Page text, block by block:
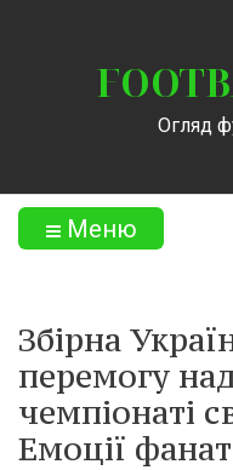
Огляд
Меню
Збірна
перемогу
чемпіонаті
Емоції